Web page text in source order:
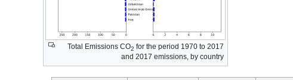
Total Emissions CO2 for the period 1970 to 2017
and 2017 emissions, by country